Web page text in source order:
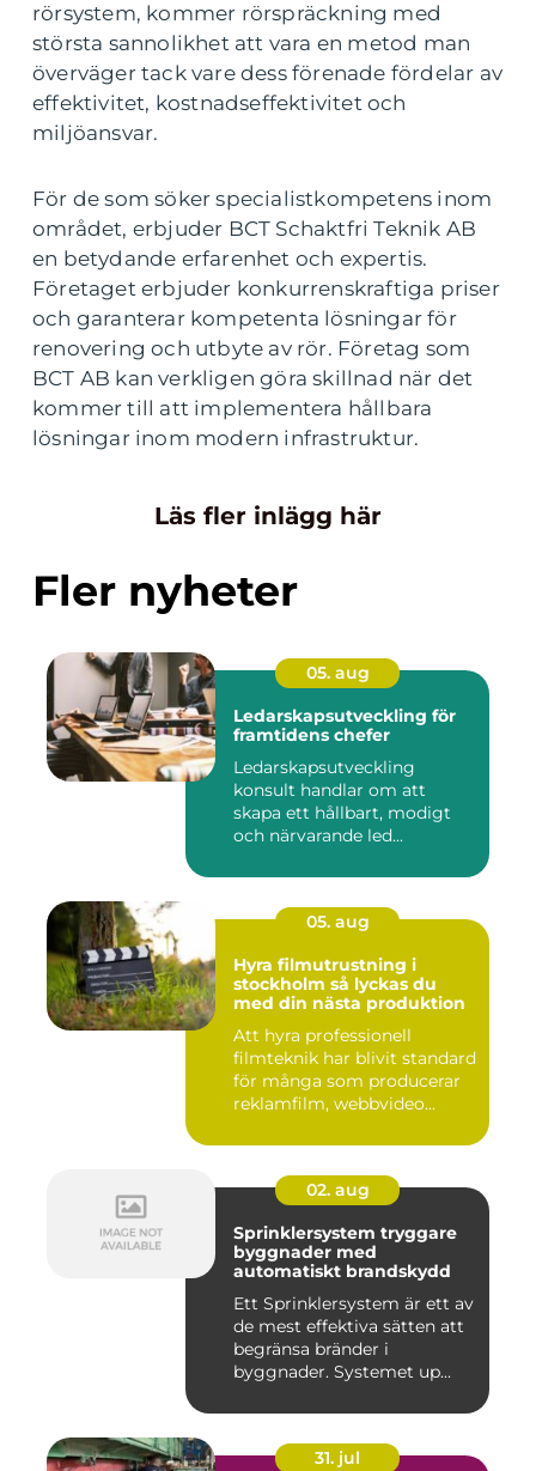
rörsystem, kommer rörspräckning med
största sannolikhet att vara en metod man
överväger tack vare dess förenade fördelar av
effektivitet, kostnadseffektivitet och
miljöansvar.
För de som söker specialistkompetens inom
området, erbjuder BCT Schaktfri Teknik AB
en betydande erfarenhet och expertis.
Företaget erbjuder konkurrenskraftiga priser
och garanterar kompetenta lösningar för
renovering och utbyte av rör. Företag som
BCT AB kan verkligen göra skillnad när det
kommer till att implementera hållbara
lösningar inom modern infrastruktur.
Läs fler inlägg här
Fler nyheter
05. aug
Ledarskapsutveckling för
framtidens chefer
Ledarskapsutveckling
konsult handlar om att
skapa ett hållbart, modigt
och närvarande led...
05. aug
Hyra filmutrustning i
stockholm så lyckas du
med din nästa produktion
Att hyra professionell
filmteknik har blivit standard
för många som producerar
reklamfilm, webbvideo...
02. aug
Sprinklersystem tryggare
byggnader med
automatiskt brandskydd
Ett Sprinklersystem är ett av
de mest effektiva sätten att
begränsa bränder i
byggnader. Systemet up...
31. jul